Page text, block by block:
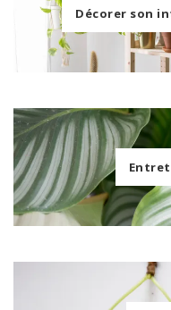
Décorer son